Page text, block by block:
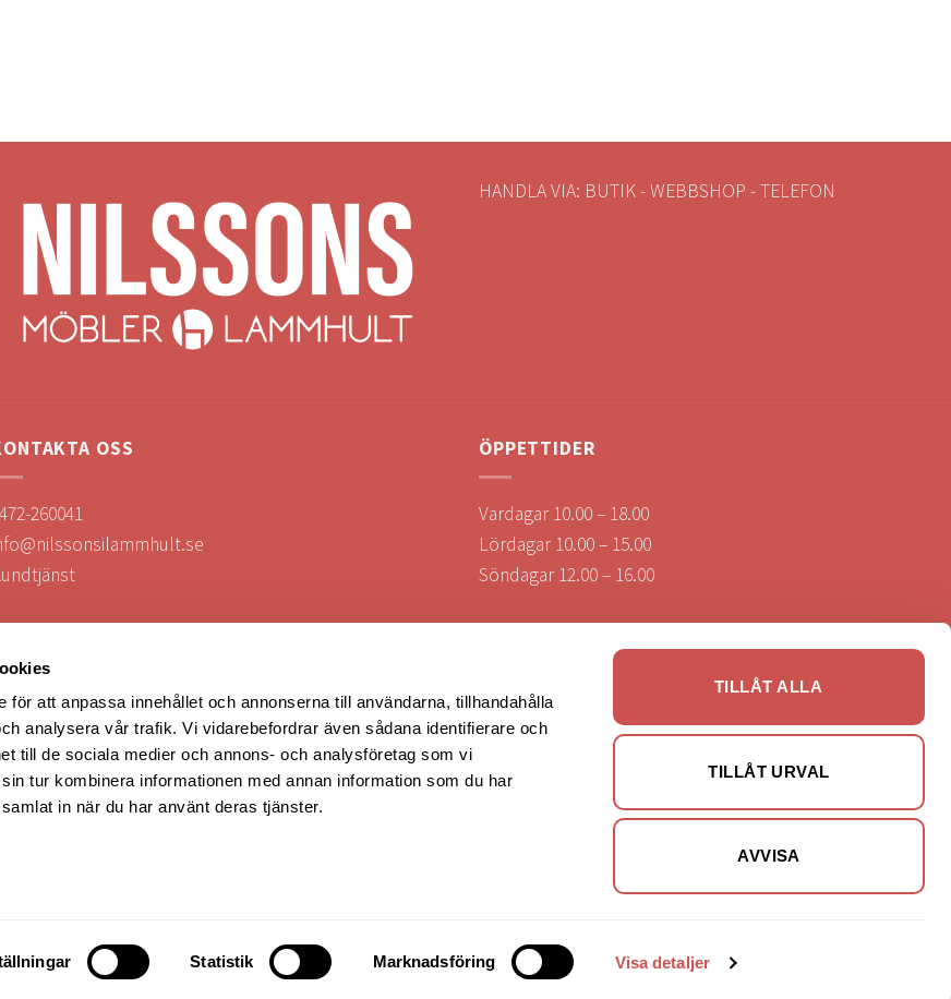
för att anpassa innehållet och annonserna till användarna, tillhandahålla
analysera vår trafik. Vi vidarebefordrar även sådana identifierare och
till de sociala medier och annons- och analysföretag som vi
tur kombinera informationen med annan information som du har
in när du har använt deras tjänster.
Statistik Marknadsföring Visa detaljer
TILLÅT ALLA
TILLÅT URVAL
AVVISA
HANDLA VIA: BUTIK - WEBBSHOP - TELEFON
OSS
260041
till oss
ÖPPETTIDER
Vardagar 10.00 – 18.00
Lördagar 10.00 – 15.00
Söndagar 12.00 – 16.00
Visa öppettider under helgdagar & storhelger.
OSS
oss i sociala medier!
SÄKRA BETALNINGAR